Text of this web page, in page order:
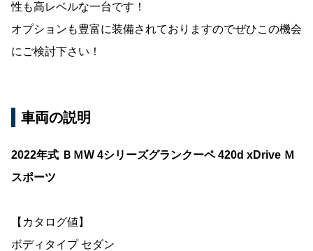
性も高レベルな一台です！
オプションも豊富に装備されておりますのでぜひこの機会
にご検討下さい！
車両の説明
2022年式 ＢＭW 4シリーズグランクーペ 420d xDrive Ｍ
スポーツ
【カタログ値】
ボディタイプ セダン